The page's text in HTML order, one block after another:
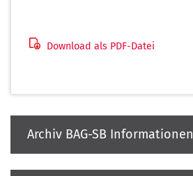
Download als PDF-Datei
Archiv BAG-SB Informationen